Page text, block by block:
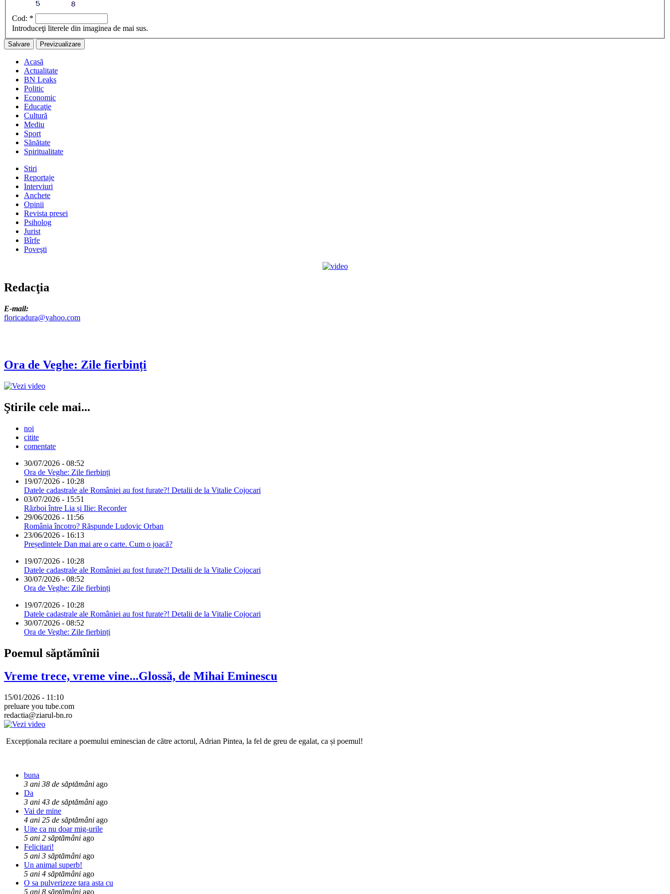
Cod: *
Introduceţi literele din imaginea de mai sus.
Acasă
Actualitate
BN Leaks
Politic
Economic
Educaţie
Cultură
Mediu
Sport
Sănătate
Spiritualitate
Stiri
Reportaje
Interviuri
Anchete
Opinii
Revista presei
Psiholog
Jurist
Bîrfe
Poveşti
Redacţia
E-mail:
floricadura@yahoo.com
Ora de Veghe: Zile fierbinți
Ştirile cele mai...
noi
citite
comentate
30/07/2026 - 08:52
Ora de Veghe: Zile fierbinți
19/07/2026 - 10:28
Datele cadastrale ale României au fost furate?! Detalii de la Vitalie Cojocari
03/07/2026 - 15:51
Război între Lia și Ilie: Recorder
29/06/2026 - 11:56
România încotro? Răspunde Ludovic Orban
23/06/2026 - 16:13
Președintele Dan mai are o carte. Cum o joacă?
19/07/2026 - 10:28
Datele cadastrale ale României au fost furate?! Detalii de la Vitalie Cojocari
30/07/2026 - 08:52
Ora de Veghe: Zile fierbinți
19/07/2026 - 10:28
Datele cadastrale ale României au fost furate?! Detalii de la Vitalie Cojocari
30/07/2026 - 08:52
Ora de Veghe: Zile fierbinți
Poemul săptămînii
Vreme trece, vreme vine...Glossă, de Mihai Eminescu
15/01/2026 - 11:10
preluare you tube.com
redactia@ziarul-bn.ro
Excepționala recitare a poemului eminescian de către actorul, Adrian Pintea, la fel de greu de egalat, ca și poemul!
buna
3 ani 38 de săptămâni ago
Da
3 ani 43 de săptămâni ago
Vai de mine
4 ani 25 de săptămâni ago
Uite ca nu doar mig-urile
5 ani 2 săptămâni ago
Felicitari!
5 ani 3 săptămâni ago
Un animal superb!
5 ani 4 săptămâni ago
O sa pulverizeze tara asta cu
5 ani 8 săptămâni ago